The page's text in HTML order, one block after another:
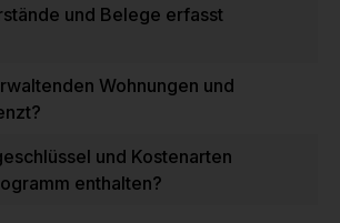
und Belege erfasst
Wohnungen und
und Kostenarten
enthalten?